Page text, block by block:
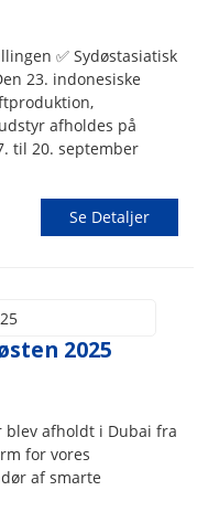
✅ Sydøstasiatisk
23. indonesiske
afholdes på
til 20. september
Se Detaljer
2025
blev afholdt i Dubai fra
for vores
af smarte